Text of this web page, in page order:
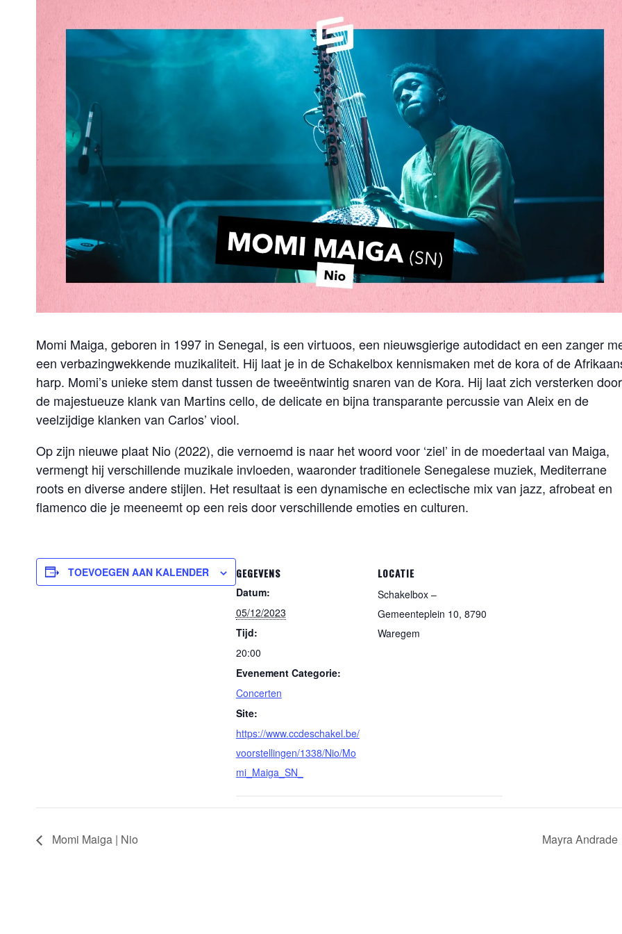
Momi Maiga, geboren in 1997 in Senegal, is een virtuoos, een nieuwsgierige autodidact en een zanger
een verbazingwekkende muzikaliteit. Hij laat je in de Schakelbox kennismaken met de kora of de
harp. Momi’s unieke stem danst tussen de tweeëntwintig snaren van de Kora. Hij laat zich versterken door
de majestueuze klank van Martins cello, de delicate en bijna transparante percussie van Aleix en de
veelzijdige klanken van Carlos’ viool.
Op zijn nieuwe plaat Nio (2022), die vernoemd is naar het woord voor ‘ziel’ in de moedertaal van Maiga,
vermengt hij verschillende muzikale invloeden, waaronder traditionele Senegalese muziek, Mediterrane
roots en diverse andere stijlen. Het resultaat is een dynamische en eclectische mix van jazz, afrobeat en
flamenco die je meeneemt op een reis door verschillende emoties en culturen.
TOEVOEGEN AAN KALENDER GEGEVENS
Datum:
05/12/2023
Tijd:
20:00
Evenement Categorie:
Concerten
Site:
https://www.ccdeschakel.be/
voorstellingen/1338/Nio/Mo
mi_Maiga_SN_
LOCATIE
Schakelbox –
Gemeenteplein 10, 8790
Waregem
Momi Maiga | Nio Mayra Andrade